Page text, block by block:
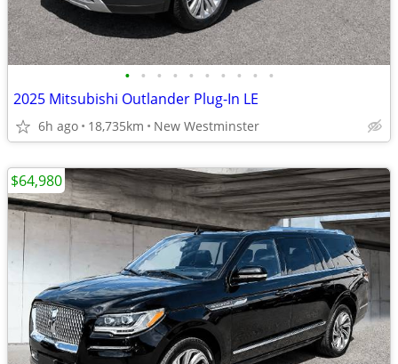
• • • • • • • • • •
2025 Mitsubishi Outlander Plug-In LE
6h ago 18,735km New Westminster
$64,980